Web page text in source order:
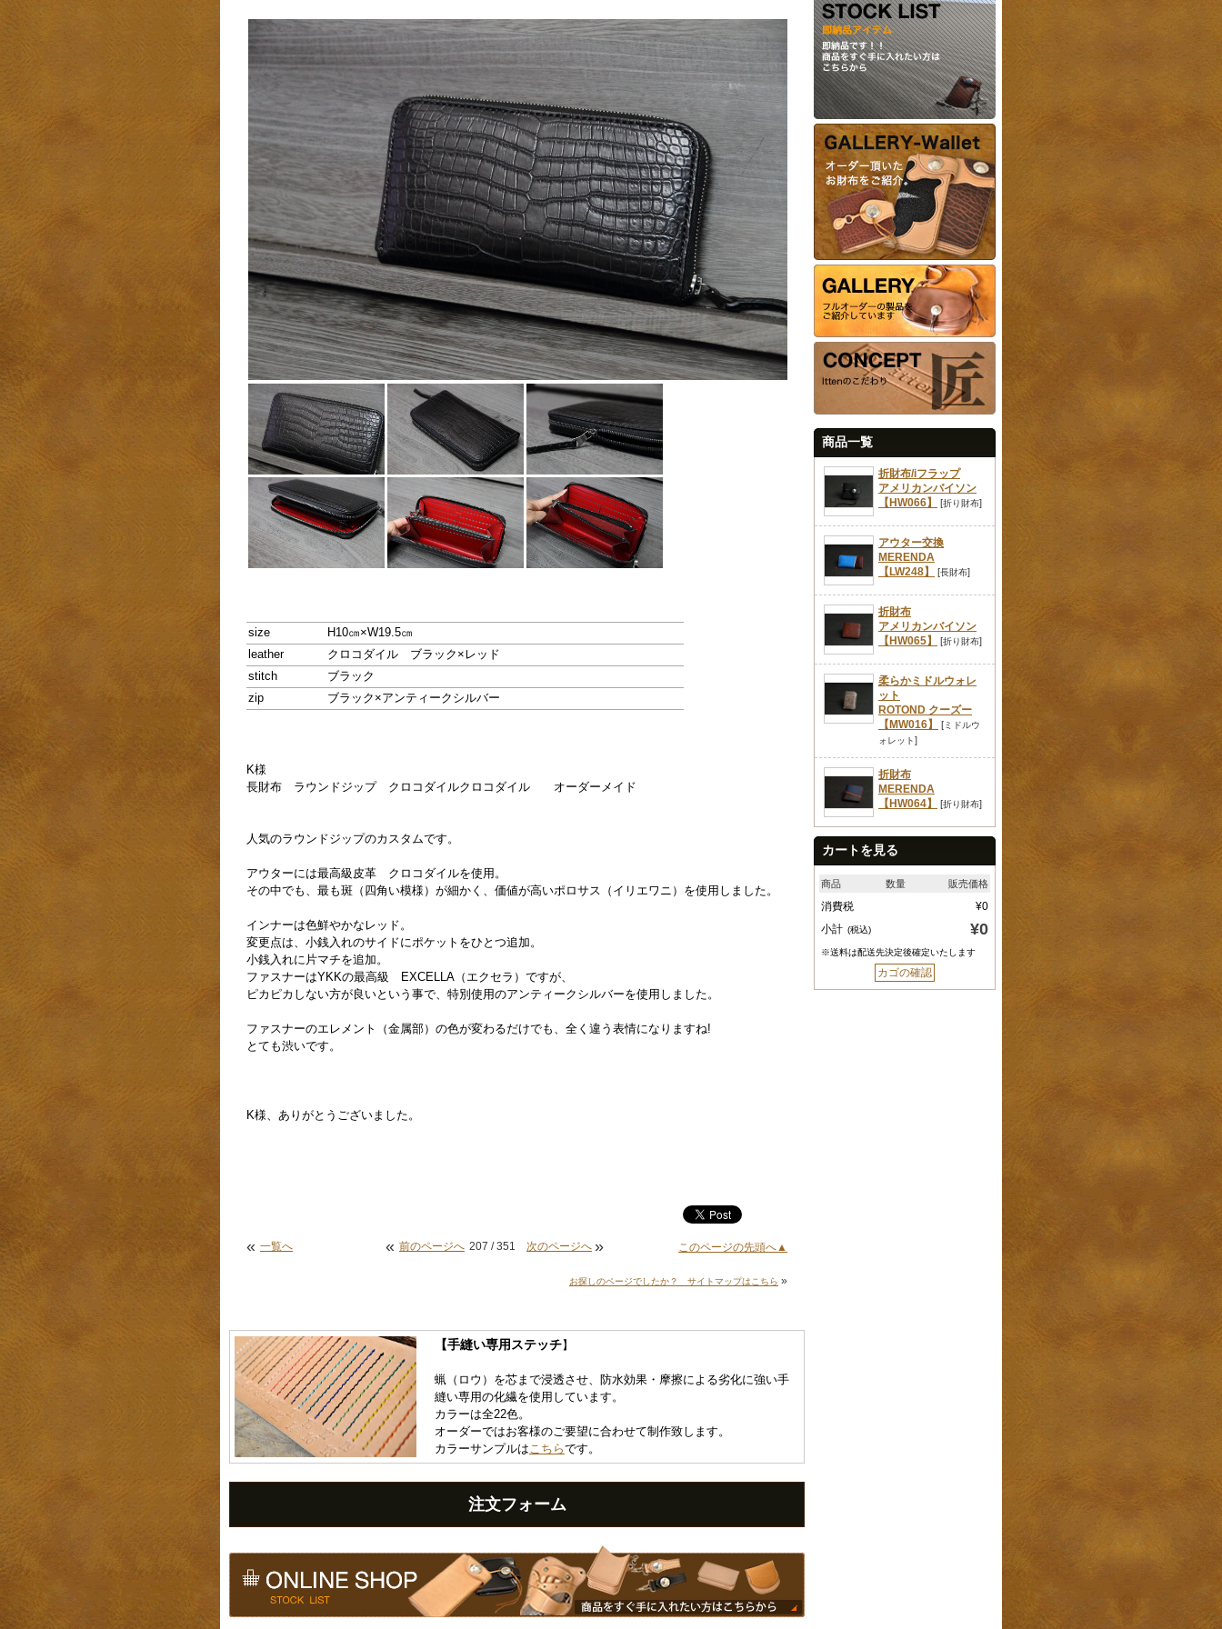
size
H10㎝×W19.5㎝
leather
クロコダイル ブラック×レッド
stitch
ブラック
zip
ブラック×アンティークシルバー
K様
長財布 ラウンドジップ クロコダイルクロコダイル オーダーメイド
人気のラウンドジップのカスタムです。
アウターには最高級皮革 クロコダイルを使用。
その中でも、最も斑（四角い模様）が細かく、価値が高いポロサス（イリエワニ）を使用しました。
インナーは色鮮やかなレッド。
変更点は、小銭入れのサイドにポケットをひとつ追加。
小銭入れに片マチを追加。
ファスナーはYKKの最高級 EXCELLA（エクセラ）ですが、
ピカピカしない方が良いという事で、特別使用のアンティークシルバーを使用しました。
ファスナーのエレメント（金属部）の色が変わるだけでも、全く違う表情になりますね!
とても渋いです。
K様、ありがとうございました。
« 一覧へ « 前のページへ 207 / 351 次のページへ » このページの先頭へ▲
お探しのページでしたか？ サイトマップはこちら »
【手縫い専用ステッチ】
蝋（ロウ）を芯まで浸透させ、防水効果・摩擦による劣化に強い手
縫い専用の化繊を使用しています。
カラーは全22色。
オーダーではお客様のご要望に合わせて制作致します。
カラーサンプルはこちらです。
注文フォーム
商品一覧
折財布/iフラップ
アメリカンバイソン
【HW066】
[折り財布]
アウター交換
MERENDA
【LW248】
[長財布]
折財布
アメリカンバイソン
【HW065】
[折り財布]
柔らかミドルウォレ
ット
ROTOND クーズー
【MW016】
[ミドルウ
ォレット]
折財布
MERENDA
【HW064】
[折り財布]
カートを見る
商品 数量 販売価格
消費税
¥0
小計 (税込) ¥0
※送料は配送先決定後確定いたします
カゴの確認